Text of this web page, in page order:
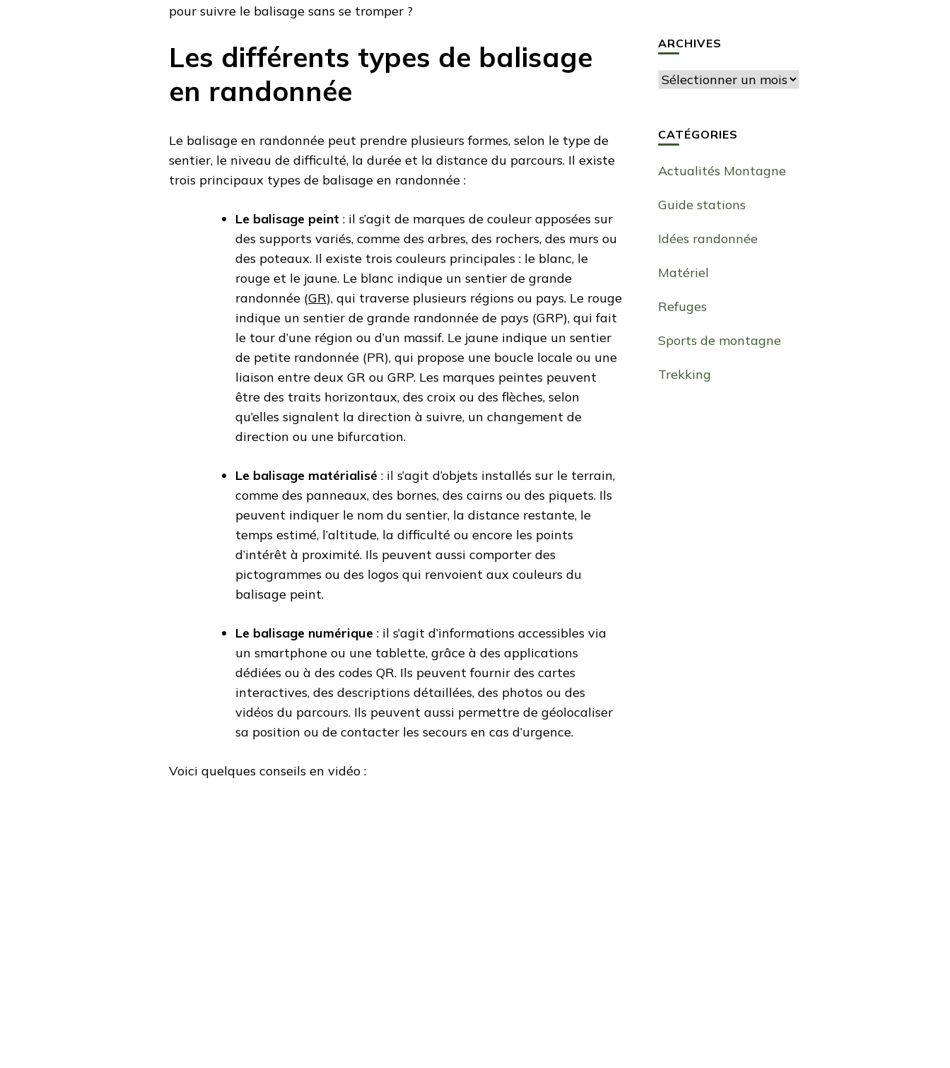
pour suivre le balisage sans se tromper ?
Les différents types de balisage
en randonnée
Le balisage en randonnée peut prendre plusieurs formes, selon le type de
sentier, le niveau de difficulté, la durée et la distance du parcours. Il existe
trois principaux types de balisage en randonnée :
Le balisage peint : il s’agit de marques de couleur apposées sur
des supports variés, comme des arbres, des rochers, des murs ou
des poteaux. Il existe trois couleurs principales : le blanc, le
rouge et le jaune. Le blanc indique un sentier de grande
randonnée (GR), qui traverse plusieurs régions ou pays. Le rouge
indique un sentier de grande randonnée de pays (GRP), qui fait
le tour d’une région ou d’un massif. Le jaune indique un sentier
de petite randonnée (PR), qui propose une boucle locale ou une
liaison entre deux GR ou GRP. Les marques peintes peuvent
être des traits horizontaux, des croix ou des flèches, selon
qu’elles signalent la direction à suivre, un changement de
direction ou une bifurcation.
Le balisage matérialisé : il s’agit d’objets installés sur le terrain,
comme des panneaux, des bornes, des cairns ou des piquets. Ils
peuvent indiquer le nom du sentier, la distance restante, le
temps estimé, l’altitude, la difficulté ou encore les points
d’intérêt à proximité. Ils peuvent aussi comporter des
pictogrammes ou des logos qui renvoient aux couleurs du
balisage peint.
Le balisage numérique : il s’agit d’informations accessibles via
un smartphone ou une tablette, grâce à des applications
dédiées ou à des codes QR. Ils peuvent fournir des cartes
interactives, des descriptions détaillées, des photos ou des
vidéos du parcours. Ils peuvent aussi permettre de géolocaliser
sa position ou de contacter les secours en cas d’urgence.
Voici quelques conseils en vidéo :
ARCHIVES
Archives
CATÉGORIES
Actualités Montagne
Guide stations
Idées randonnée
Matériel
Refuges
Sports de montagne
Trekking